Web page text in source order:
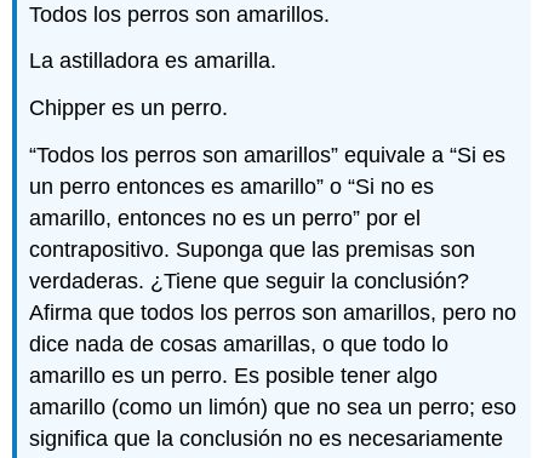
Todos los perros son amarillos.
La astilladora es amarilla.
Chipper es un perro.
“Todos los perros son amarillos” equivale a “Si es
un perro entonces es amarillo” o “Si no es
amarillo, entonces no es un perro” por el
contrapositivo. Suponga que las premisas son
verdaderas. ¿Tiene que seguir la conclusión?
Afirma que todos los perros son amarillos, pero no
dice nada de cosas amarillas, o que todo lo
amarillo es un perro. Es posible tener algo
amarillo (como un limón) que no sea un perro; eso
significa que la conclusión no es necesariamente